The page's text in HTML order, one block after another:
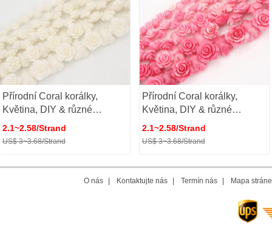
Přírodní Coral korálky,
Květina, DIY & různé
velikosti pro výběr, béžový,
Prodáno By Strand
2.1~2.58/Strand
US$ 3~3.68/Strand
Přírodní Coral korálky,
Květina, DIY & různé
velikosti pro výběr, růžový,
Prodáno By Strand
2.1~2.58/Strand
US$ 3~3.68/Strand
O nás Kontaktujte nás Termín nás Mapa